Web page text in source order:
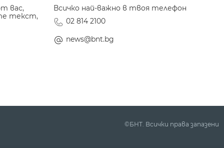
вас,
текст,
Всичко най-важно в твоя телефон
02 814 2100
news@bnt.bg
©БНТ. Всички права запазени